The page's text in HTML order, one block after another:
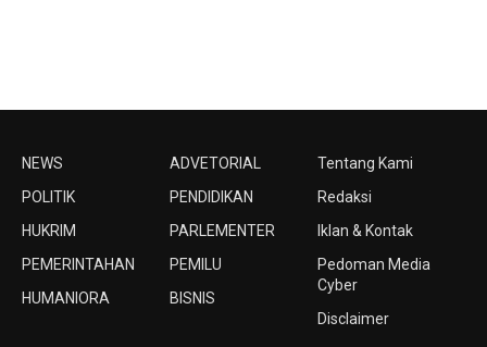
NEWS
POLITIK
HUKRIM
PEMERINTAHAN
HUMANIORA
ADVETORIAL
PENDIDIKAN
PARLEMENTER
PEMILU
BISNIS
Tentang Kami
Redaksi
Iklan & Kontak
Pedoman Media
Cyber
Disclaimer